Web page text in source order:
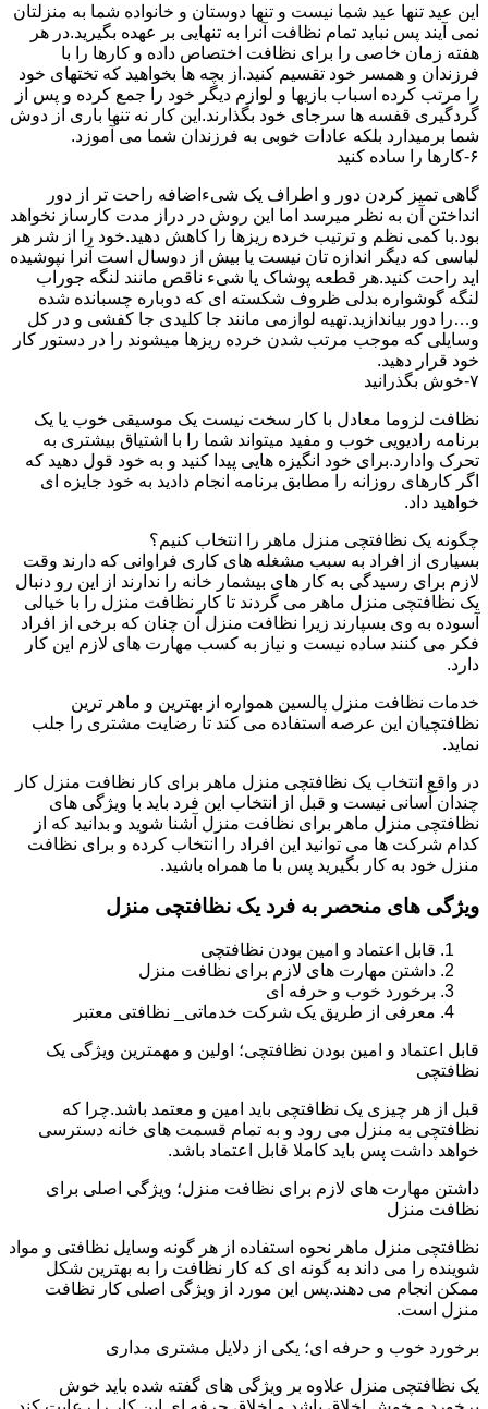
این عید تنها عید شما نیست و تنها دوستان و خانواده شما به منزلتان
نمی آیند پس نباید تمام نظافت آنرا به تنهایی بر عهده بگیرید.در هر
هفته زمان خاصی را برای نظافت اختصاص داده و کارها را با
فرزندان و همسر خود تقسیم کنید.از بچه ها بخواهید که تختهای خود
را مرتب کرده اسباب بازیها و لوازم دیگر خود را جمع کرده و پس از
گردگیری قفسه ها سرجای خود بگذارند.این کار نه تنها باری از دوش
شما برمیدارد بلکه عادات خوبی به فرزندان شما می آموزد.
۶-کارها را ساده کنید
گاهی تمیز کردن دور و اطراف یک شیءاضافه راحت تر از دور
انداختن آن به نظر میرسد اما این روش در دراز مدت کارساز نخواهد
بود.با کمی نظم و ترتیب خرده ریزها را کاهش دهید.خود را از شر هر
لباسی که دیگر اندازه تان نیست یا بیش از دوسال است آنرا نپوشیده
اید راحت کنید.هر قطعه پوشاک یا شیء ناقص مانند لنگه جوراب
لنگه گوشواره بدلی ظروف شکسته ای که دوباره چسبانده شده
و…را دور بیاندازید.تهیه لوازمی مانند جا کلیدی جا کفشی و در کل
وسایلی که موجب مرتب شدن خرده ریزها میشوند را در دستور کار
خود قرار دهید.
۷-خوش بگذرانید
نظافت لزوما معادل با کار سخت نیست یک موسیقی خوب یا یک
برنامه رادیویی خوب و مفید میتواند شما را با اشتیاق بیشتری به
تحرک وادارد.برای خود انگیزه هایی پیدا کنید و به خود قول دهید که
اگر کارهای روزانه را مطابق برنامه انجام دادید به خود جایزه ای
خواهید داد.
چگونه یک نظافتچی منزل ماهر را انتخاب کنیم؟
بسیاری از افراد به سبب مشغله های کاری فراوانی که دارند وقت
لازم برای رسیدگی به کار های بیشمار خانه را ندارند از این رو دنبال
یک نظافتچی منزل ماهر می گردند تا کار نظافت منزل را با خیالی
آسوده به وی بسپارند زیرا نظافت منزل آن چنان که برخی از افراد
فکر می کنند ساده نیست و نیاز به کسب مهارت های لازم این کار
دارد.
خدمات نظافت منزل پالسین همواره از بهترین و ماهر ترین
نظافتچیان این عرصه استفاده می کند تا رضایت مشتری را جلب
نماید.
در واقع انتخاب یک نظافتچی منزل ماهر برای کار نظافت منزل کار
چندان آسانی نیست و قبل از انتخاب این فرد باید با ویژگی های
نظافتچی منزل ماهر برای نظافت منزل آشنا شوید و بدانید که از
کدام شرکت ها می توانید این افراد را انتخاب کرده و برای نظافت
منزل خود به کار بگیرید پس با ما همراه باشید.
ویژگی های منحصر به فرد یک نظافتچی منزل
قابل اعتماد و امین بودن نظافتچی
داشتن مهارت های لازم برای نظافت منزل
برخورد خوب و حرفه ای
معرفی از طریق یک شرکت خدماتی_ نظافتی معتبر
قابل اعتماد و امین بودن نظافتچی؛ اولین و مهمترین ویژگی یک
نظافتچی
قبل از هر چیزی یک نظافتچی باید امین و معتمد باشد.چرا که
نظافتچی به منزل می رود و به تمام قسمت های خانه دسترسی
خواهد داشت پس باید کاملا قابل اعتماد باشد.
داشتن مهارت های لازم برای نظافت منزل؛ ویژگی اصلی برای
نظافت منزل
نظافتچی منزل ماهر نحوه استفاده از هر گونه وسایل نظافتی و مواد
شوینده را می داند به گونه ای که کار نظافت را به بهترین شکل
ممکن انجام می دهند.پس این مورد از ویژگی اصلی کار نظافت
منزل است.
برخورد خوب و حرفه ای؛ یکی از دلایل مشتری مداری
یک نظافتچی منزل علاوه بر ویژگی های گفته شده باید خوش